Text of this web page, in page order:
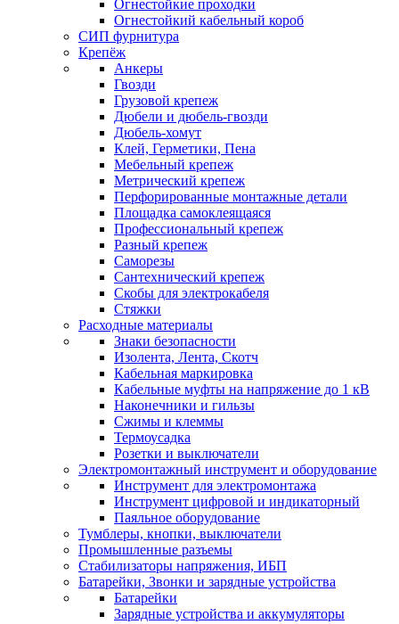
Огнестойкие проходки
Огнестойкий кабельный короб
СИП фурнитура
Крепёж
Анкеры
Гвозди
Грузовой крепеж
Дюбели и дюбель-гвозди
Дюбель-хомут
Клей, Герметики, Пена
Мебельный крепеж
Метрический крепеж
Перфорированные монтажные детали
Площадка самоклеящаяся
Профессиональный крепеж
Разный крепеж
Саморезы
Сантехнический крепеж
Скобы для электрокабеля
Стяжки
Расходные материалы
Знаки безопасности
Изолента, Лента, Скотч
Кабельная маркировка
Кабельные муфты на напряжение до 1 кВ
Наконечники и гильзы
Сжимы и клеммы
Термоусадка
Розетки и выключатели
Электромонтажный инструмент и оборудование
Инструмент для электромонтажа
Инструмент цифровой и индикаторный
Паяльное оборудование
Тумблеры, кнопки, выключатели
Промышленные разъемы
Стабилизаторы напряжения, ИБП
Батарейки, Звонки и зарядные устройства
Батарейки
Зарядные устройства и аккумуляторы